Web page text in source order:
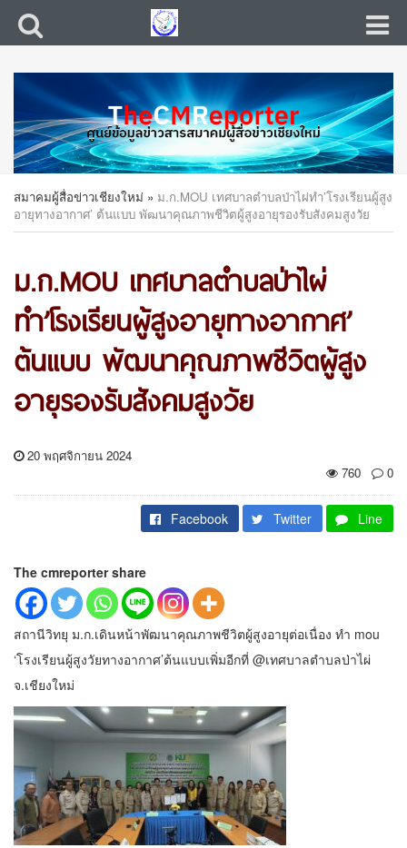
สมาคมผู้สื่อข่าวเชียงใหม่ » ม.ก.MOU เทศบาลตำบลป่าไผ่ทำ’โรงเรียนผู้สูง
อายุทางอากาศ’ ต้นแบบ พัฒนาคุณภาพชีวิตผู้สูงอายุรองรับสังคมสูงวัย
ม.ก.MOU เทศบาลตำบลป่าไผ่
ทำ’โรงเรียนผู้สูงอายุทางอากาศ’
ต้นแบบ พัฒนาคุณภาพชีวิตผู้สูง
อายุรองรับสังคมสูงวัย
20 พฤศจิกายน 2024
760
0
Facebook Twitter Line
The cmreporter share
สถานีวิทยุ ม.ก.เดินหน้าพัฒนาคุณภาพชีวิตผู้สูงอายุต่อเนื่อง ทำ mou
‘โรงเรียนผู้สูงวัยทางอากาศ’ต้นแบบเพิ่มอีกที่ @เทศบาลตำบลป่าไผ่
จ.เชียงใหม่